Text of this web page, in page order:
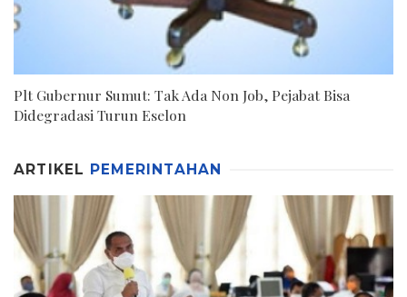
Plt Gubernur Sumut: Tak Ada Non Job, Pejabat Bisa
Didegradasi Turun Eselon
ARTIKEL PEMERINTAHAN